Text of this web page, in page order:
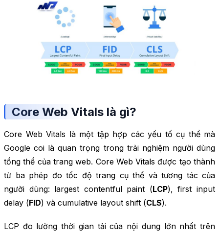
Core Web Vitals là gì?
Core Web Vitals là một tập hợp các yếu tố cụ thể mà
Google coi là quan trọng trong trải nghiệm người dùng
tổng thể của trang web. Core Web Vitals được tạo thành
từ ba phép đo tốc độ trang cụ thể và tương tác của
người dùng: largest contentful paint (LCP), first input
delay (FID) và cumulative layout shift (CLS).
LCP đo lường thời gian tải của nội dung lớn nhất trên